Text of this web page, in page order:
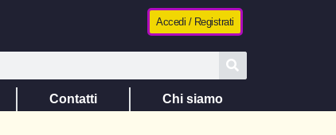
Accedi / Registrati
Contatti Chi siamo